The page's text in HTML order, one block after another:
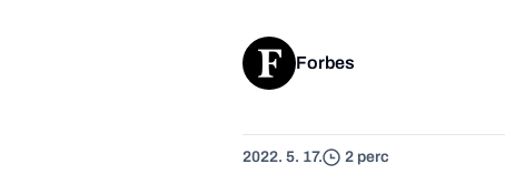
Forbes
2022. 5. 17. 2 perc